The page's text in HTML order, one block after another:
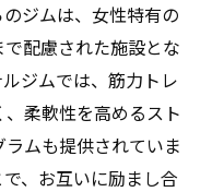
ジムは、女性特有の
配慮された施設とな
ジムでは、筋力トレ
柔軟性を高めるスト
ムも提供されていま
、お互いに励まし合